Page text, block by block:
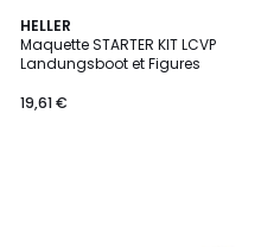
HELLER
Maquette STARTER KIT LCVP
Landungsboot et Figures
19,61 €